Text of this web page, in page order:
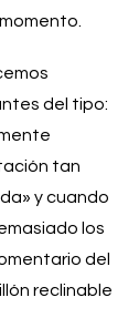
del tipo:
tan
y cuando
los
del
reclinable